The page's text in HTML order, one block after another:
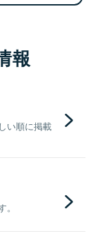
報
い順に掲載